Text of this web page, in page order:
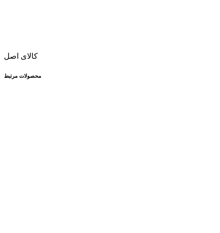
کالای اصل
محصولات مرتبط